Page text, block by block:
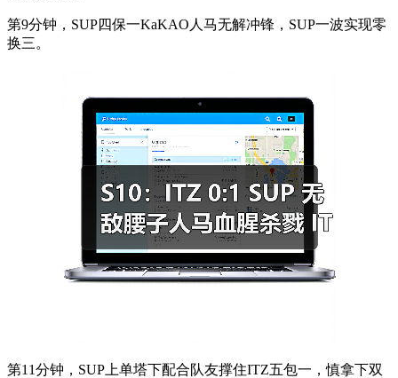
第9分钟，SUP四保一KaKAO人马无解冲锋，SUP一波实现零
换三。
第11分钟，SUP上单塔下配合队友撑住ITZ五包一，慎拿下双